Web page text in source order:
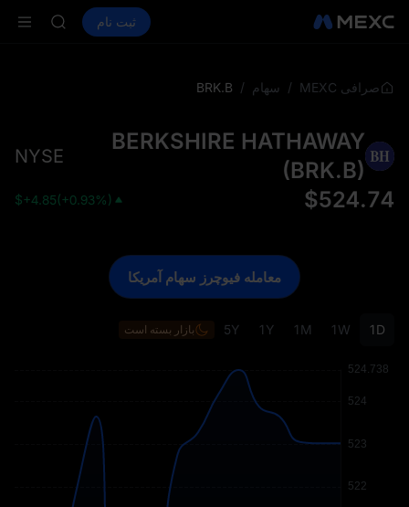
اسپات فیوچرز SPCX ثبت نام
SPCX
UNITREE
صرافی MEXC / سهام /
BRK.B
BERKSHIRE HATHAWAY
(BRK.B)
NYSE
$524.74
$+4.85(+0.93%)
1D
1W
1M
1Y
5Y بازار بسته است
معامله فیوچرز سهام آمریکا